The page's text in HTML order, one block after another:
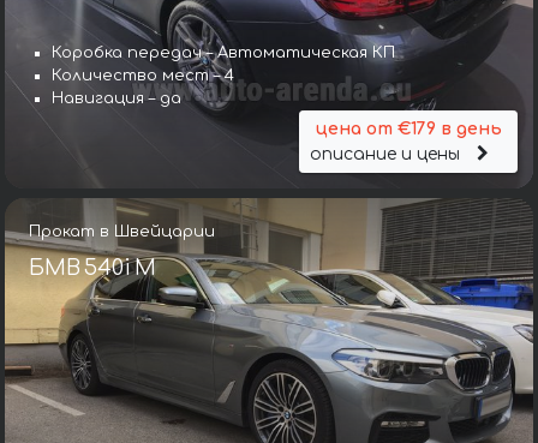
Коробка передач – Автоматическая КП
Количество мест – 4
Навигация – да
цена от €179 в день
описание и цены
Прокат в Швейцарии
БМВ 540i M